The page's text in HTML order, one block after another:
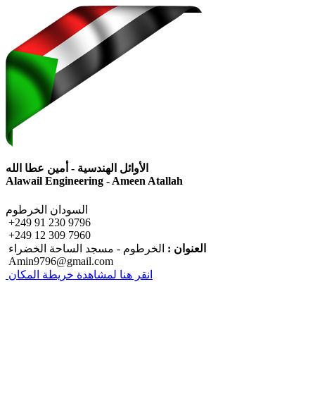
الأوائل الهندسية - أمين عطا الله
Alawail Engineering - Ameen Atallah
السودان الخرطوم
+249 91 230 9796
+249 12 309 7960
العنوان : الخرطوم - مسجد الساحة الخضراء
Amin9796@gmail.com
انقر هنا لمشاهدة خريطة المكان